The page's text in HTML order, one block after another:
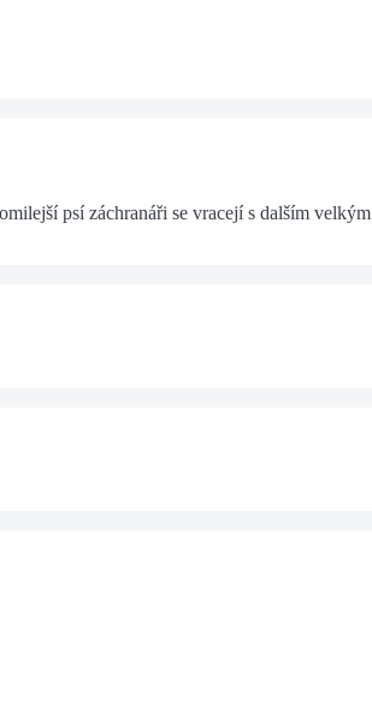
psí záchranáři se vracejí s dalším velkým